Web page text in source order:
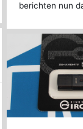
berichten nun